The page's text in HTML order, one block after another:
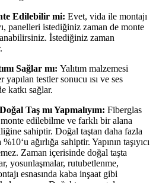
Edilebilir mi: Evet, vida ile montajı
panelleri istediğiniz zaman de monte
İstediğiniz zaman
Sağlar mı: Yalıtım malzemesi
testler sonucu ısı ve ses
katkı sağlar.
Taş mı Yapmalıyım: Fiberglas
edilebilme ve farklı bir alana
sahiptir. Doğal taştan daha fazla
ağırlığa sahiptir. Yapının taşıyıcı
Zaman içerisinde doğal taşta
yosunlaşmalar, rutubetlenme,
esnasında kaba inşaat gibi